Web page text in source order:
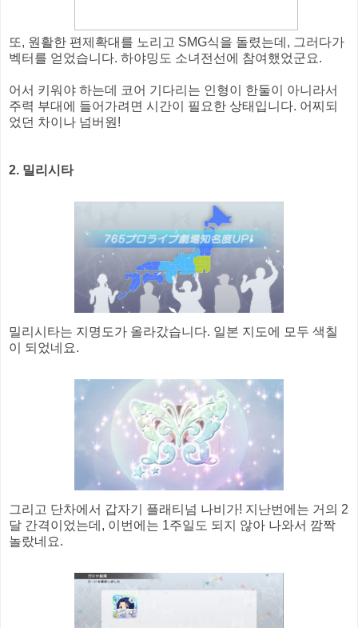
또, 원활한 편제확대를 노리고 SMG식을 돌렸는데, 그러다가
벡터를 얻었습니다. 하야밍도 소녀전선에 참여했었군요.
어서 키워야 하는데 코어 기다리는 인형이 한둘이 아니라서
주력 부대에 들어가려면 시간이 필요한 상태입니다. 어찌되
었던 차이나 넘버원!
2. 밀리시타
밀리시타는 지명도가 올라갔습니다. 일본 지도에 모두 색칠
이 되었네요.
그리고 단차에서 갑자기 플래티넘 나비가! 지난번에는 거의 2
달 간격이었는데, 이번에는 1주일도 되지 않아 나와서 깜짝
놀랐네요.